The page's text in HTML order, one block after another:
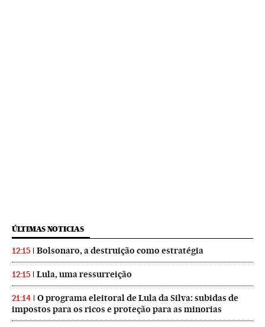
ÚLTIMAS NOTICIAS
12:15 Bolsonaro, a destruição como estratégia
12:15 Lula, uma ressurreição
21:14
O programa eleitoral de Lula da Silva: subidas de
impostos para os ricos e proteção para as minorias